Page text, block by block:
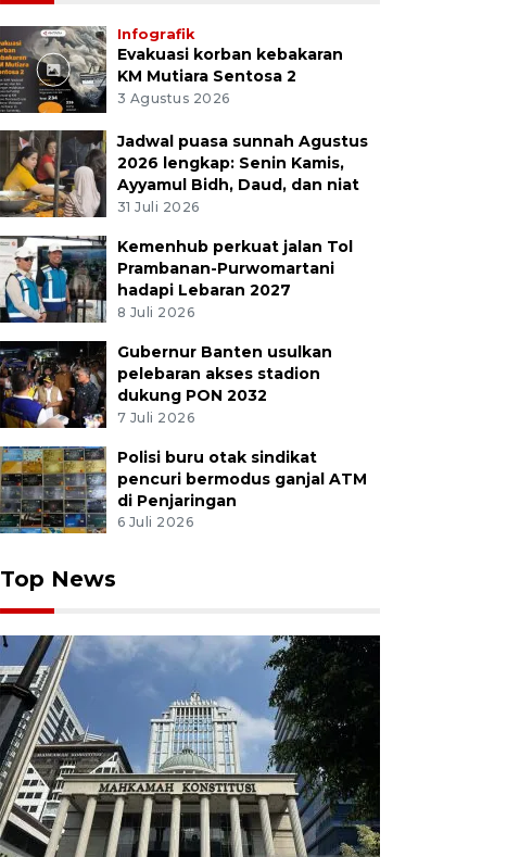
Infografik
Evakuasi korban kebakaran
KM Mutiara Sentosa 2
3 Agustus 2026
Jadwal puasa sunnah Agustus
2026 lengkap: Senin Kamis,
Ayyamul Bidh, Daud, dan niat
31 Juli 2026
Kemenhub perkuat jalan Tol
Prambanan-Purwomartani
hadapi Lebaran 2027
8 Juli 2026
Gubernur Banten usulkan
pelebaran akses stadion
dukung PON 2032
7 Juli 2026
Polisi buru otak sindikat
pencuri bermodus ganjal ATM
di Penjaringan
6 Juli 2026
Top News